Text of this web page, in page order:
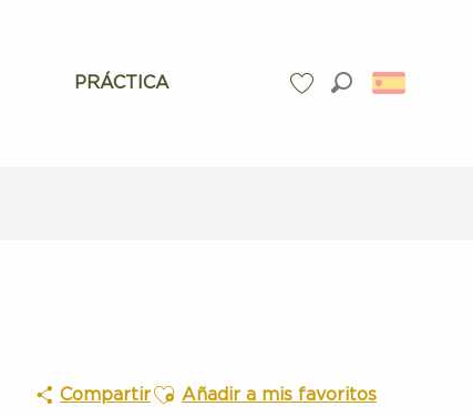
PRÁCTICA
CompartirAjouter aux favoris
Añadir a mis favoritos